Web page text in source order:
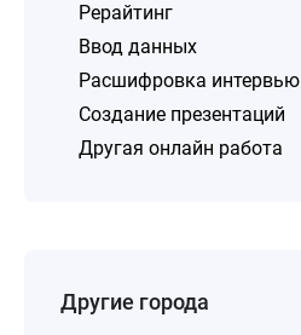
Рерайтинг
Ввод данных
Расшифровка интервью
Создание презентаций
Другая онлайн работа
Другие города